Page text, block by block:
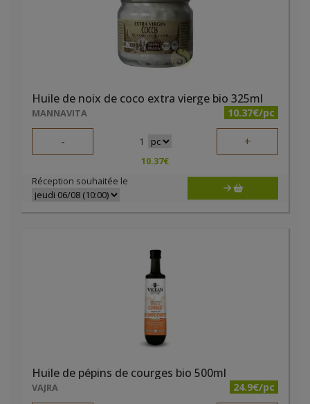
Huile de noix de coco extra vierge bio 325ml
MANNAVITA 10.37€/pc
- 1 +
10.37€
Réception souhaitée le
Huile de pépins de courges bio 500ml
VAJRA 24.9€/pc